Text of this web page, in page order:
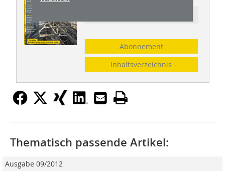
Abonnement
Inhaltsverzeichnis
Thematisch passende Artikel:
Ausgabe 09/2012